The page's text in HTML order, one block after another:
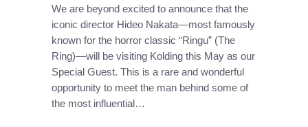
We are beyond excited to announce that the
iconic director Hideo Nakata—most famously
known for the horror classic “Ringu” (The
Ring)—will be visiting Kolding this May as our
Special Guest. This is a rare and wonderful
opportunity to meet the man behind some of
the most influential…